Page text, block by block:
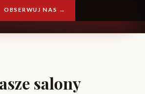
OBSERWUJ NAS →
salony